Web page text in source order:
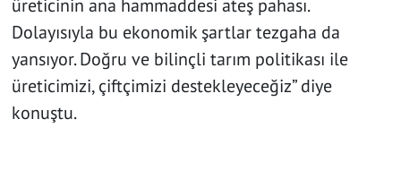
üreticinin ana hammaddesi ateş pahası.
Dolayısıyla bu ekonomik şartlar tezgaha da
yansıyor. Doğru ve bilinçli tarım politikası ile
üreticimizi, çiftçimizi destekleyeceğiz” diye
konuştu.